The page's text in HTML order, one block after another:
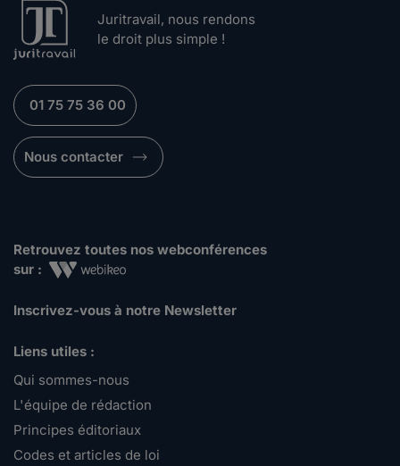
Juritravail, nous rendons
le droit plus simple !
01 75 75 36 00
Nous contacter
Retrouvez toutes nos webconférences
sur :
Inscrivez-vous à notre Newsletter
Liens utiles :
Qui sommes-nous
L'équipe de rédaction
Principes éditoriaux
Codes et articles de loi